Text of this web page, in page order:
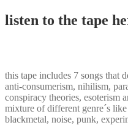
listen to the tape
this tape includes 7 songs that
anti-consumerism, nihilism,
conspiracy theories, esoterism
mixture of different genre´s
blackmetal, noise, punk,